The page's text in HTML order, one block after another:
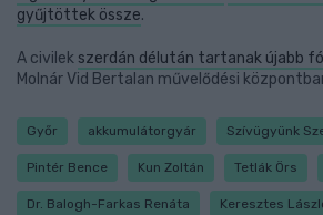
gyűjtöttek össze.
A civilek szerdán délután tartanak újabb
Molnár Vid Bertalan művelődési
Győr akkumulátorgyár Szívügyünk
Pintér Bence Kun Zoltán Tetlák Örs
Dr. Balogh-Farkas Renáta Keresztes